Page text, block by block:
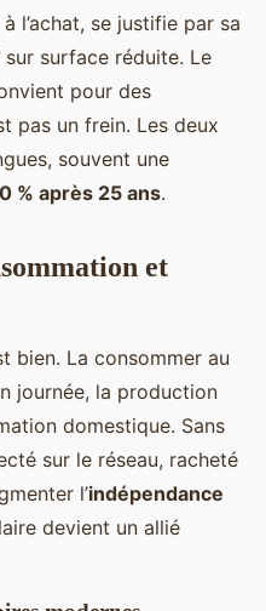
l’achat, se justifie par sa
surface réduite. Le
pour des
pas un frein. Les deux
souvent une
% après 25 ans.
et
bien. La consommer au
journée, la production
domestique. Sans
sur le réseau, racheté
l’indépendance
devient un allié